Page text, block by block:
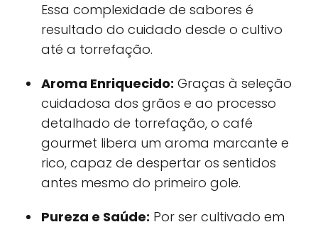
Essa complexidade de sabores é
resultado do cuidado desde o cultivo
até a torrefação.
Aroma Enriquecido: Graças à seleção
cuidadosa dos grãos e ao processo
detalhado de torrefação, o café
gourmet libera um aroma marcante e
rico, capaz de despertar os sentidos
antes mesmo do primeiro gole.
Pureza e Saúde: Por ser cultivado em